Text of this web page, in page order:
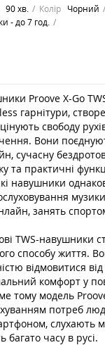
90 хв. Колір Чорний
- до 7 год.
Proove X-Go
гарнітури,
свободу
Вони
сучасну
та практичні
навушники
занять
TWS-навушники
способу життя.
відмовитися від
комфорт у
тому модель
потреб
слухають
багато часу в русі.